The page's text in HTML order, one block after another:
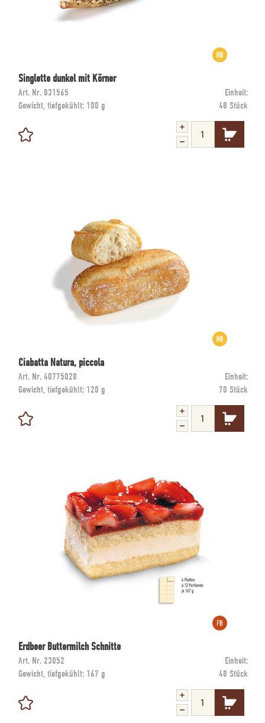
Singlette dunkel mit Körner
Art. Nr. 831565
Einheit:
Gewicht, tiefgekühlt: 100 g 48 Stück
Ciabatta Natura, piccola
Art. Nr. 40775028
Einheit:
Gewicht, tiefgekühlt: 120 g 70 Stück
Erdbeer Buttermilch Schnitte
Art. Nr. 23052
Einheit:
Gewicht, tiefgekühlt: 167 g 48 Stück